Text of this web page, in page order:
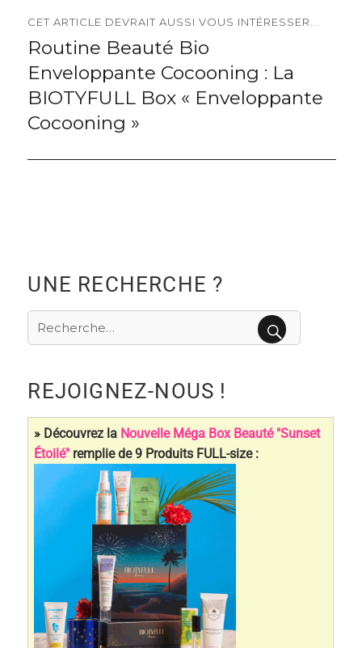
CET ARTICLE DEVRAIT AUSSI VOUS INTÉRESSER...
Next
post:
Routine Beauté Bio
Enveloppante Cocooning : La
BIOTYFULL Box « Enveloppante
Cocooning »
UNE RECHERCHE ?
Recherche
pour
REJOIGNEZ-NOUS !
» Découvrez la Nouvelle Méga Box Beauté "Sunset
Étoilé" remplie de 9 Produits FULL-size :